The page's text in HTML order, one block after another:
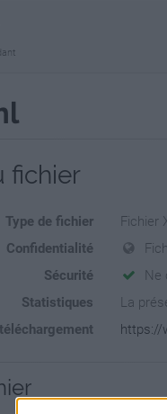
fichier
Type de fichier
Fichier
Confidentialité
Sécurité
Ne
Statistiques
La
https://